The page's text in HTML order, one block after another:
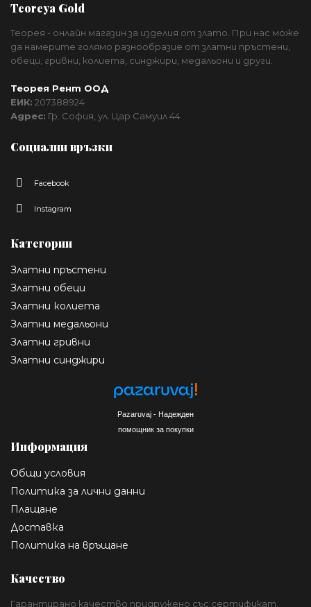
Teoreya Gold
Теорея - онлайн магазин за изделия от злато. При нас може
да намерите голямо разнообразие от златни пръстени,
обеци, гривни, колиета, синджири, медальони и други.
Теорея Рент ООД
ЕИК: 207388924
Адрес: Гр. София, ул. Цар Самуил 44
Социални връзки
Facebook
Instagram
Категории
Златни пръстени
Златни обеци
Златни колиета
Златни медальони
Златни гривни
Златни синджири
Pazaruvaj - Надежден
помощник за покупки
Информация
Общи условия
Политика за лични данни
Плащане
Доставка
Политика на връщане
Качество
Гарантирано качество придружено със сертификат.